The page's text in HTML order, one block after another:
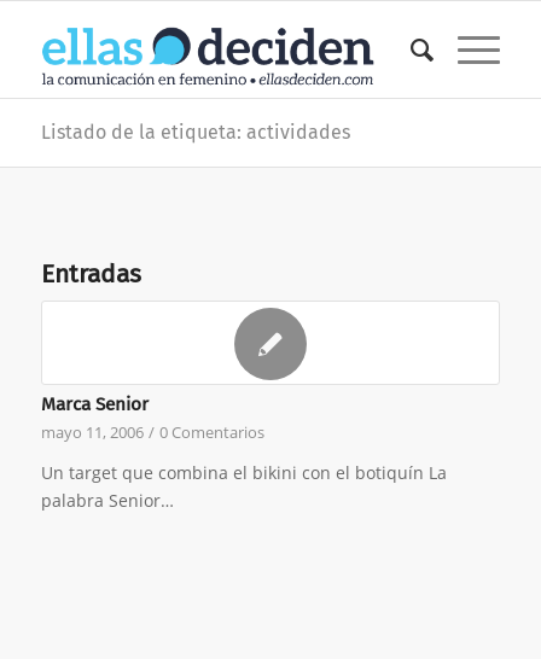
Listado de la etiqueta: actividades
Entradas
Marca Senior
mayo 11, 2006 / 0 Comentarios
Un target que combina el bikini con el botiquín La
palabra Senior…